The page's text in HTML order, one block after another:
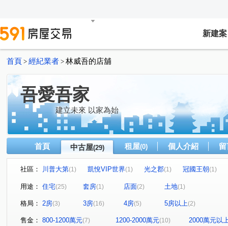
新建案
首頁 > 經紀業者 > 林威吾的店舖
吾愛吾家
建立未來 以家為始
首頁 中古屋(29) 租屋(0) 個人介紹
社區： 川普大第(1) 凱悅VIP世界(1) 光之郡(1) 冠國王朝(1)
情定水蓮八期 (1) 惠宇宇山鄰 元城文學苑
佳茂中山會館
(1) 水沐青華(1) 聚佳捷作(1) 大通街
九龍街(1) 北屯路 太原路三段(1) 人和路(1)
潭富
用途： 住宅(25) 套房(1) 店面(2) 土地(1)
格局： 2房(3) 3房(16) 4房(5) 5房以上(2)
售金： 800-1200萬元(7) 1200-2000萬元(10) 2000萬元以